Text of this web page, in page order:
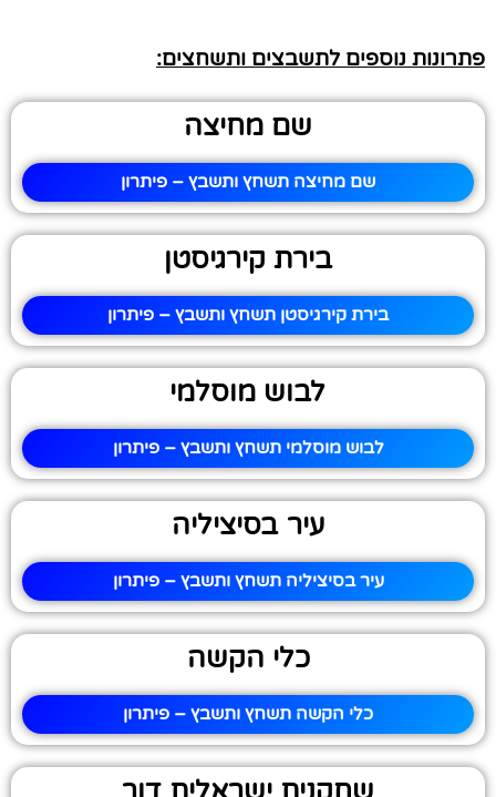
פתרונות נוספים לתשבצים ותשחצים:
שם מחיצה
שם מחיצה תשחץ ותשבץ – פיתרון
בירת קירגיסטן
בירת קירגיסטן תשחץ ותשבץ – פיתרון
לבוש מוסלמי
לבוש מוסלמי תשחץ ותשבץ – פיתרון
עיר בסיציליה
עיר בסיציליה תשחץ ותשבץ – פיתרון
כלי הקשה
כלי הקשה תשחץ ותשבץ – פיתרון